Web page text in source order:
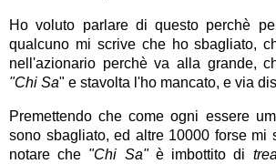
Ho voluto parlare di questo perchè
qualcuno mi scrive che ho sbagliato,
nell'azionario perchè va alla grande,
"Chi Sa" e stavolta l'ho mancato, e via
Premettendo che come ogni essere
sono sbagliato, ed altre 10000 forse mi
notare che "Chi Sa" è imbottito di